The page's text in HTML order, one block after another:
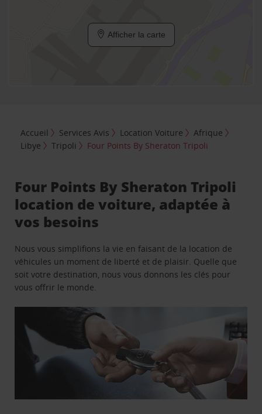
Afficher la carte
Accueil Services Avis Location Voiture
Afrique
Libye
Tripoli Four Points By Sheraton Tripoli
Four Points By Sheraton Tripoli
location de voiture, adaptée à
vos besoins
Nous vous simplifions la vie en faisant de la location de
véhicules un moment de liberté et de plaisir. Quelle que
soit votre destination, nous vous donnons les clés pour
vous offrir le monde.